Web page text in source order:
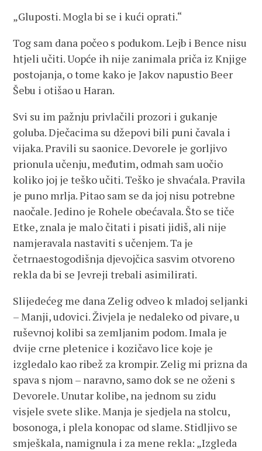
„Gluposti. Mogla bi se i kući oprati.“
Tog sam dana počeo s podukom. Lejb i Bence nisu
htjeli učiti. Uopće ih nije zanimala priča iz Knjige
postojanja, o tome kako je Jakov napustio Beer
Šebu i otišao u Haran.
Svi su im pažnju privlačili prozori i gukanje
goluba. Dječacima su džepovi bili puni čavala i
vijaka. Pravili su saonice. Devorele je gorljivo
prionula učenju, međutim, odmah sam uočio
koliko joj je teško učiti. Teško je shvaćala. Pravila
je puno mrlja. Pitao sam se da joj nisu potrebne
naočale. Jedino je Rohele obećavala. Što se tiče
Etke, znala je malo čitati i pisati jidiš, ali nije
namjeravala nastaviti s učenjem. Ta je
četrnaestogodišnja djevojčica sasvim otvoreno
rekla da bi se Jevreji trebali asimilirati.
Slijedećeg me dana Zelig odveo k mladoj seljanki
– Manji, udovici. Živjela je nedaleko od pivare, u
ruševnoj kolibi sa zemljanim podom. Imala je
dvije crne pletenice i kozičavo lice koje je
izgledalo kao ribež za krompir. Zelig mi prizna da
spava s njom – naravno, samo dok se ne oženi s
Devorele. Unutar kolibe, na jednom su zidu
visjele svete slike. Manja je sjedjela na stolcu,
bosonoga, i plela konopac od slame. Stidljivo se
smješkala, namignula i za mene rekla: „Izgleda